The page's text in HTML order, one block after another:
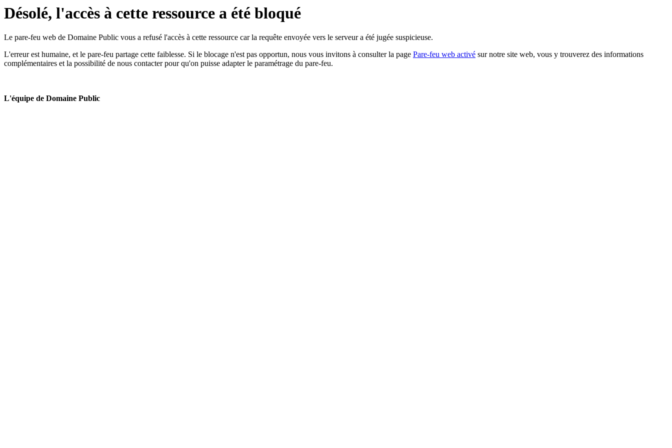
Désolé, l'accès à cette ressource a été bloqué
Le pare-feu web de Domaine Public vous a refusé l'accès à cette ressource car la requête envoyée vers le serveur a été jugée suspicieuse.
L'erreur est humaine, et le pare-feu partage cette faiblesse. Si le blocage n'est pas opportun, nous vous invitons à consulter la page Pare-feu web activé sur notre site web, vous y trouverez des informations
complémentaires et la possibilité de nous contacter pour qu'on puisse adapter le paramétrage du pare-feu.
L'équipe de Domaine Public